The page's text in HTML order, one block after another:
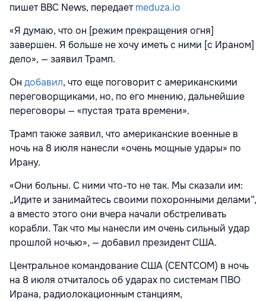
пишет BBC News, передаетmeduza.io
«Я думаю, что он [режим прекращения огня]
завершен. Я больше не хочу иметь с ними [с Ираном]
дело», — заявил Трамп.
Он добавил, что еще поговорит с американскими
переговорщиками, но, по его мнению, дальнейшие
переговоры — «пустая трата времени».
Трамп также заявил, что американские военные в
ночь на 8 июля нанесли «очень мощные удары» по
Ирану.
«Они больны. С ними что-то не так. Мы сказали им:
„Идите и занимайтесь своими похоронными делами“,
а вместо этого они вчера начали обстреливать
корабли. Так что мы нанесли им очень сильный удар
прошлой ночью», — добавил президент США.
Центральное командование США (CENTCOM) в ночь
на 8 июля отчиталось об ударах по системам ПВО
Ирана, радиолокационным станциям,